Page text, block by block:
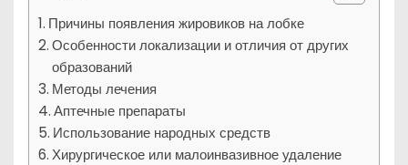
Причины появления жировиков на лобке
Особенности локализации и отличия от других
образований
Методы лечения
Аптечные препараты
Использование народных средств
Хирургическое или малоинвазивное удаление